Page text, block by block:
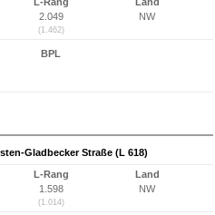
2.049
(1.462)
NW
BPL
Gladbecker Straße (L 618)
L-Rang
1.598
(1.014)
Land
NW